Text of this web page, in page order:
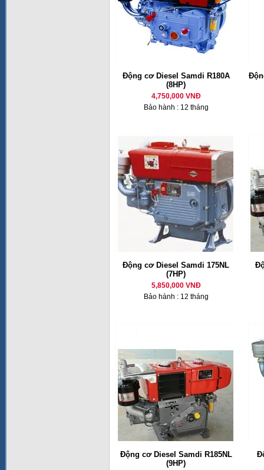
Động cơ Diesel Samdi R180A
(8HP)
4,750,000 VNĐ
Bảo hành : 12 tháng
Động cơ Diesel Samdi 175NL
(7HP)
5,850,000 VNĐ
Bảo hành : 12 tháng
Động cơ Diesel Samdi R185NL
(9HP)